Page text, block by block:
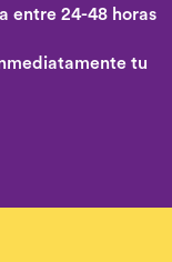
entre 24-48 horas
tu